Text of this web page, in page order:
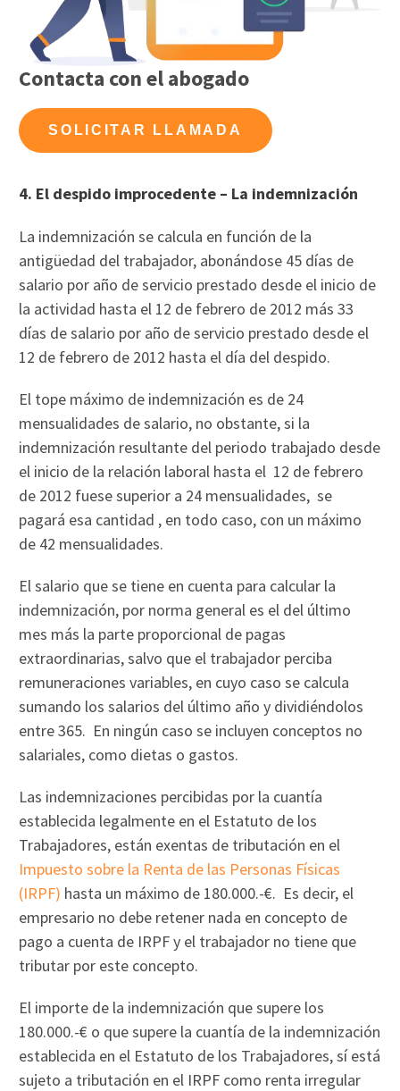
Contacta con el abogado
SOLICITAR LLAMADA
4. El despido improcedente – La indemnización
La indemnización se calcula en función de la
antigüedad del trabajador, abonándose 45 días de
salario por año de servicio prestado desde el inicio de
la actividad hasta el 12 de febrero de 2012 más 33
días de salario por año de servicio prestado desde el
12 de febrero de 2012 hasta el día del despido.
El tope máximo de indemnización es de 24
mensualidades de salario, no obstante, si la
indemnización resultante del periodo trabajado desde
el inicio de la relación laboral hasta el 12 de febrero
de 2012 fuese superior a 24 mensualidades, se
pagará esa cantidad , en todo caso, con un máximo
de 42 mensualidades.
El salario que se tiene en cuenta para calcular la
indemnización, por norma general es el del último
mes más la parte proporcional de pagas
extraordinarias, salvo que el trabajador perciba
remuneraciones variables, en cuyo caso se calcula
sumando los salarios del último año y dividiéndolos
entre 365. En ningún caso se incluyen conceptos no
salariales, como dietas o gastos.
Las indemnizaciones percibidas por la cuantía
establecida legalmente en el Estatuto de los
Trabajadores, están exentas de tributación en el
Impuesto sobre la Renta de las Personas Físicas
(IRPF) hasta un máximo de 180.000.-€. Es decir, el
empresario no debe retener nada en concepto de
pago a cuenta de IRPF y el trabajador no tiene que
tributar por este concepto.
El importe de la indemnización que supere los
180.000.-€ o que supere la cuantía de la indemnización
establecida en el Estatuto de los Trabajadores, sí está
sujeto a tributación en el IRPF como renta irregular